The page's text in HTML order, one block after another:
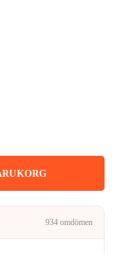
934 omdömen